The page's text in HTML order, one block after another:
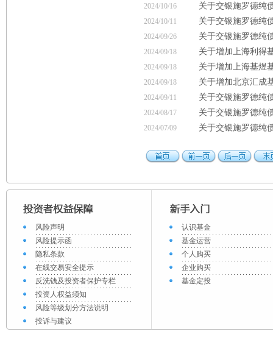
2024/10/16 关于交银施罗德纯
2024/10/11 关于交银施罗德纯
2024/09/26 关于交银施罗德纯
2024/09/18 关于增加上海利得
2024/09/18 关于增加上海基煜
2024/09/18 关于增加北京汇成
2024/09/11 关于交银施罗德纯
2024/08/17 关于交银施罗德纯
2024/07/09 关于交银施罗德纯
风险声明
风险提示函
隐私条款
在线交易安全提示
反洗钱及投资者保护专栏
投资人权益须知
风险等级划分方法说明
投诉与建议
认识基金
基金运营
个人购买
企业购买
基金定投